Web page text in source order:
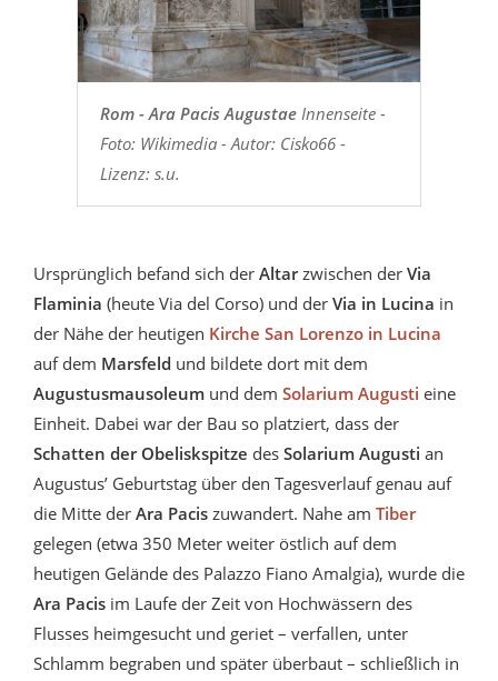
Rom - Ara Pacis AugustaeInnenseite -
Foto: Wikimedia - Autor: Cisko66 -
Lizenz: s.u.
Ursprünglich befand sich der Altarzwischen der Via
Flaminia (heute Via del Corso) und der Via in Lucina in
der Nähe der heutigen Kirche San Lorenzo in Lucina
auf dem Marsfeld und bildete dort mit dem
Augustusmausoleum und dem Solarium Augusti eine
Einheit. Dabei war der Bau so platziert, dass der
Schatten der Obeliskspitze des Solarium Augusti an
Augustus’ Geburtstag über den Tagesverlauf genau auf
die Mitte der Ara Pacis zuwandert. Nahe am Tiber
gelegen (etwa 350 Meter weiter östlich auf dem
heutigen Gelände des Palazzo Fiano Amalgia), wurde die
Ara Pacis im Laufe der Zeit von Hochwässern des
Flusses heimgesucht und geriet – verfallen, unter
Schlamm begraben und später überbaut – schließlich in